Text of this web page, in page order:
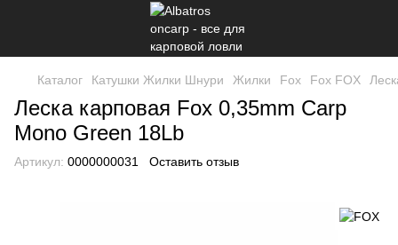
Каталог Катушки Жилки Шнури Жилки Fox Fox FOX
Леска карповая Fox 0,35mm Carp
Mono Green 18Lb
Артикул: 0000000031 Оставить отзыв